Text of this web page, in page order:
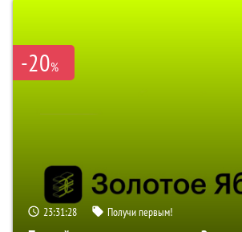
-20%
23:31:27 Получи первым!